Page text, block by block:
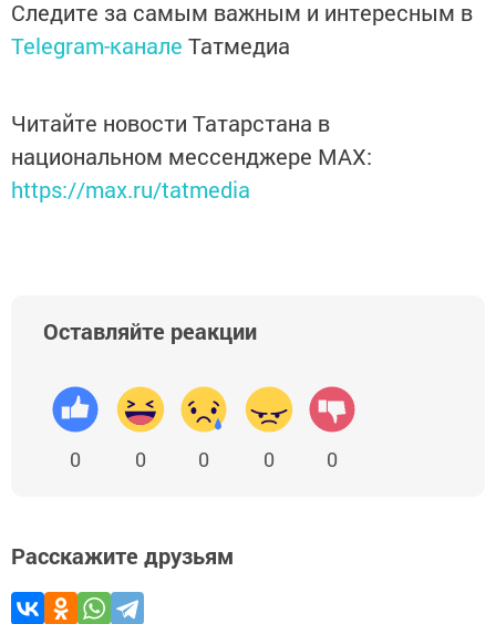
Следите за самым важным и интересным в
Telegram-канале Татмедиа
Читайте новости Татарстана в
национальном мессенджере MАХ:
https://max.ru/tatmedia
Оставляйте реакции
0 0 0 0 0
Расскажите друзьям